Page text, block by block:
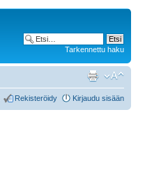
Tarkennettu haku
Rekisteröidy Kirjaudu sisään